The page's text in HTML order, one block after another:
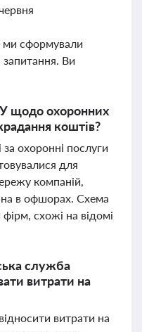
ми сформували
запитання. Ви
щодо охоронних
коштів?
охоронні послуги
для
компаній,
в офшорах. Схема
схожі на відомі
служба
витрати на
витрати на